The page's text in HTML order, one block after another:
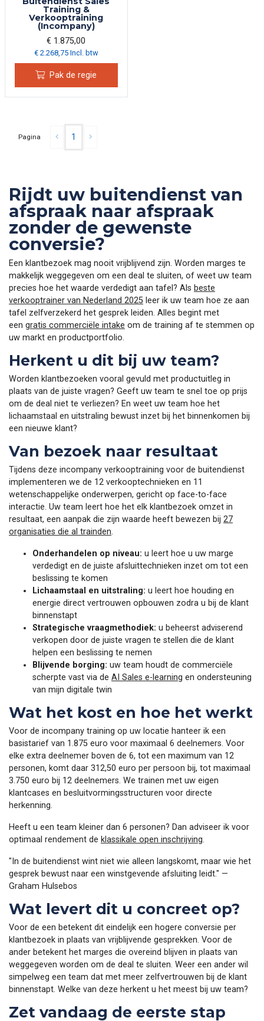
Training &
Verkooptraining
(Incompany)
€ 1.875,00
€ 2.268,75 Incl. btw
Pak de regie
Pagina 1
Rijdt uw buitendienst van
afspraak naar afspraak
zonder de gewenste
conversie?
Een klantbezoek mag nooit vrijblijvend zijn. Worden marges te
makkelijk weggegeven om een deal te sluiten, of weet uw team
precies hoe het waarde verdedigt aan tafel? Als beste
verkooptrainer van Nederland 2025 leer ik uw team hoe ze aan
tafel zelfverzekerd het gesprek leiden. Alles begint met
een gratis commerciële intake om de training af te stemmen op
uw markt en productportfolio.
Herkent u dit bij uw team?
Worden klantbezoeken vooral gevuld met productuitleg in
plaats van de juiste vragen? Geeft uw team te snel toe op prijs
om de deal niet te verliezen? En weet uw team hoe het
lichaamstaal en uitstraling bewust inzet bij het binnenkomen bij
een nieuwe klant?
Van bezoek naar resultaat
Tijdens deze incompany verkooptraining voor de buitendienst
implementeren we de 12 verkooptechnieken en 11
wetenschappelijke onderwerpen, gericht op face-to-face
interactie. Uw team leert hoe het elk klantbezoek omzet in
resultaat, een aanpak die zijn waarde heeft bewezen bij 27
organisaties die al trainden.
Onderhandelen op niveau: u leert hoe u uw marge
verdedigt en de juiste afsluittechnieken inzet om tot een
beslissing te komen
Lichaamstaal en uitstraling: u leert hoe houding en
energie direct vertrouwen opbouwen zodra u bij de klant
binnenstapt
Strategische vraagmethodiek: u beheerst adviserend
verkopen door de juiste vragen te stellen die de klant
helpen een beslissing te nemen
Blijvende borging: uw team houdt de commerciële
scherpte vast via de AI Sales e-learning en ondersteuning
van mijn digitale twin
Wat het kost en hoe het werkt
Voor de incompany training op uw locatie hanteer ik een
basistarief van 1.875 euro voor maximaal 6 deelnemers. Voor
elke extra deelnemer boven de 6, tot een maximum van 12
personen, komt daar 312,50 euro per persoon bij, tot maximaal
3.750 euro bij 12 deelnemers. We trainen met uw eigen
klantcases en besluitvormingsstructuren voor directe
herkenning.
Heeft u een team kleiner dan 6 personen? Dan adviseer ik voor
optimaal rendement de klassikale open inschrijving.
"In de buitendienst wint niet wie alleen langskomt, maar wie het
gesprek bewust naar een winstgevende afsluiting leidt." —
Graham Hulsebos
Wat levert dit u concreet op?
Voor de een betekent dit eindelijk een hogere conversie per
klantbezoek in plaats van vrijblijvende gesprekken. Voor de
ander betekent het marges die overeind blijven in plaats van
weggegeven worden om de deal te sluiten. Weer een ander wil
simpelweg een team dat met meer zelfvertrouwen bij de klant
binnenstapt. Welke van deze herkent u het meest bij uw team?
Zet vandaag de eerste stap